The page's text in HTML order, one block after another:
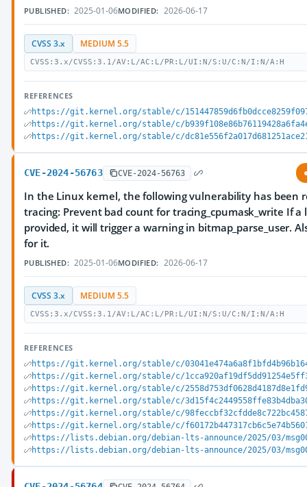
PUBLISHED: 2025-01-06MODIFIED: 2026-06-17
CVSS 3.x MEDIUM 5.5
CVSS:3.x/CVSS:3.1/AV:L/AC:L/PR:L/UI:N/S:U/C:N/I:N/A:H
REFERENCES
https://git.kernel.org/stable/c/
https://git.kernel.org/stable/c/
https://git.kernel.org/stable/c/
CVE-2024-56763 CVE-2024-56763
In the Linux kernel, the following vulnerability has been
tracing: Prevent bad count for tracing_cpumask_write If a
provided, it will trigger a warning in bitmap_parse_user.
for it.
PUBLISHED: 2025-01-06MODIFIED: 2026-06-17
CVSS 3.x MEDIUM 5.5
CVSS:3.x/CVSS:3.1/AV:L/AC:L/PR:L/UI:N/S:U/C:N/I:N/A:H
REFERENCES
https://git.kernel.org/stable/c/
https://git.kernel.org/stable/c/
https://git.kernel.org/stable/c/
https://git.kernel.org/stable/c/
https://git.kernel.org/stable/c/
https://git.kernel.org/stable/c/
https://lists.debian.org/debian-lts-announce/2025/03/
https://lists.debian.org/debian-lts-announce/2025/03/